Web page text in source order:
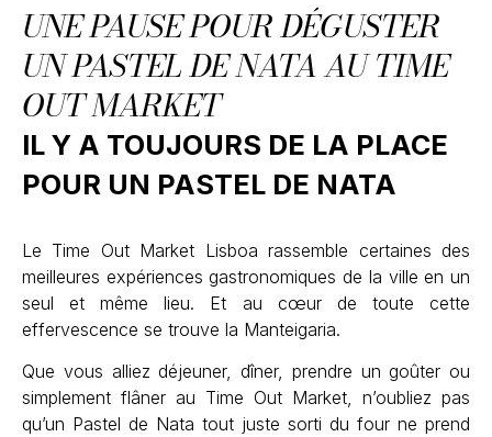
UNE PAUSE POUR DÉGUSTER
UN PASTEL DE NATA AU TIME
OUT MARKET
IL Y A TOUJOURS DE LA PLACE
POUR UN PASTEL DE NATA
Le Time Out Market Lisboa rassemble certaines des
meilleures expériences gastronomiques de la ville en un
seul et même lieu. Et au cœur de toute cette
effervescence se trouve la Manteigaria.
Que vous alliez déjeuner, dîner, prendre un goûter ou
simplement flâner au Time Out Market, n’oubliez pas
qu’un Pastel de Nata tout juste sorti du four ne prend